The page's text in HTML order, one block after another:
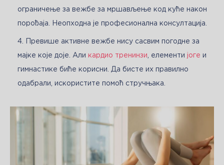
ограничење за вежбе за мршављење код куће након
порођаја. Неопходна је професионална консултација.
Превише активне вежбе нису сасвим погодне за
мајке које доје. Али кардио тренинзи , елементи јоге и
гимнастике биће корисни. Да бисте их правилно
одабрали, искористите помоћ стручњака.